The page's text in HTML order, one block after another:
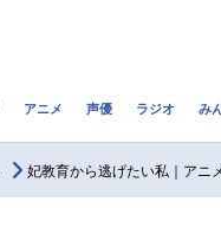
アニメ 声優 ラジオ み
妃教育から逃げたい私｜アニ